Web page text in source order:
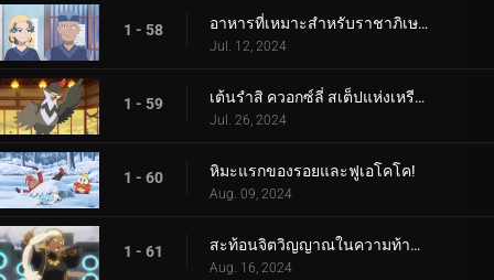
1 - 58 อาหารที่เหมาะสำหรับราชาภิเษก!
Jul. 12, 2024
1 - 59 เต้นรำสิ ควอกซ์ลี่ สเต็ปแห่งเหรียญสีน้ำเงิน!
Jul. 26, 2024
1 - 60 หิมะแรกของรอยและฟูเอโคโค!
Aug. 09, 2024
1 - 61 สะท้อนจิตวิญญาณในความท้าทายแห่งการสัมผัส!
Aug. 16, 2024